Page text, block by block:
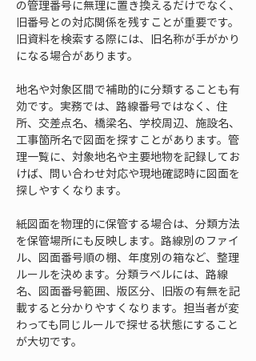
の管理番号に無理に置き換えるだけでなく、
旧番号との対応関係を残すことが重要です。
旧資料を検索する際には、旧名称が手がかり
になる場合があります。
地名や対象区間で補助的に分類することも有
効です。実務では、路線番号ではなく、住
所、交差点名、橋梁名、学校周辺、施設名、
工事箇所名で図面を探すことがあります。管
理一覧に、対象地名や主要地物を記録してお
けば、問い合わせ対応や現地確認時に図面を
探しやすくなります。
紙図面を物理的に保管する場合は、分類方法
を保管場所にも反映します。路線別のファイ
ル、図面番号順の棚、年度別の箱など、整理
ルールを決めます。分類ラベルには、路線
名、図面番号範囲、版区分、旧版の有無を記
載すると分かりやすくなります。担当者が変
わっても同じルールで探せる状態にすること
が大切です。